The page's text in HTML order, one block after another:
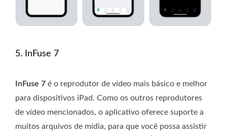
5. InFuse 7
InFuse 7 é o reprodutor de vídeo mais básico e melhor
para dispositivos iPad. Como os outros reprodutores
de vídeo mencionados, o aplicativo oferece suporte a
muitos arquivos de mídia, para que você possa assistir